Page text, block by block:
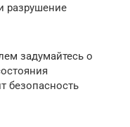
разрушение
задумайтесь о
безопасность